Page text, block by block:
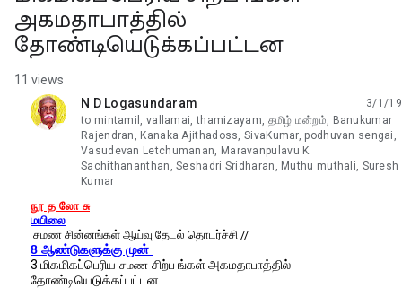
அகமதாபாத்தில்
தோண்டியெடுக்கப்பட்டன
11 views
N D Logasundaram
unread,
3/1/19
to mintamil, vallamai, thamizayam, தமிழ் மன்றம், Banukumar
Rajendran, Kanaka Ajithadoss, SivaKumar, podhuvan sengai,
Vasudevan Letchumanan, Maravanpulavu K.
Sachithananthan, Seshadri Sridharan, Muthu muthali, Suresh
Kumar
நூ த லோ சு
மயிலை
சமண சின்னங்கள் ஆய்வு தேடல் தொடர்ச்சி //
8 ஆண்டுகளுக்கு முன்
3 மிகமிகப்பெரிய சமண சிற்ப ங்கள் அகமதாபாத்தில்
தோண்டியெடுக்கப்பட்டன